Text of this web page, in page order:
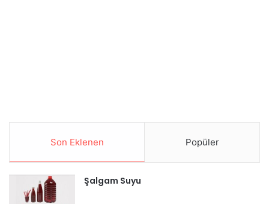
Son Eklenen Popüler
Şalgam Suyu